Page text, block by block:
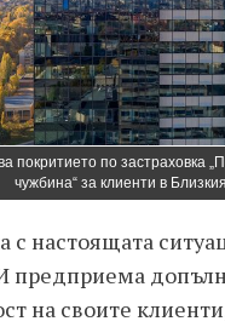
покритието по застраховка
чужбина“ за клиенти в
с настоящата
предприема
на своите